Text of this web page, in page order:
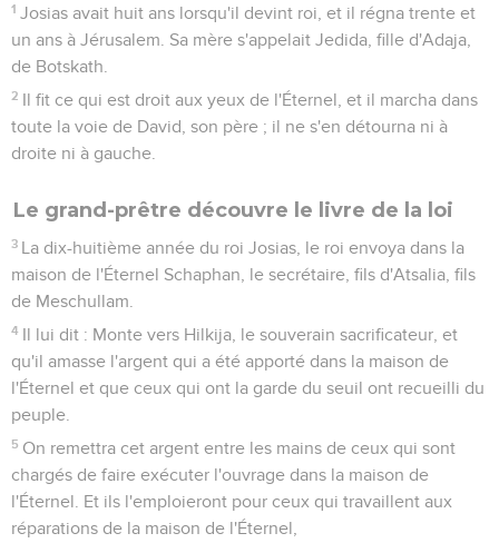
1 Josias avait huit ans lorsqu'il devint roi, et il régna trente et
un ans à Jérusalem. Sa mère s'appelait Jedida, fille d'Adaja,
de Botskath.
2 Il fit ce qui est droit aux yeux de l'Éternel, et il marcha dans
toute la voie de David, son père ; il ne s'en détourna ni à
droite ni à gauche.
Le grand-prêtre découvre le livre de la loi
3 La dix-huitième année du roi Josias, le roi envoya dans la
maison de l'Éternel Schaphan, le secrétaire, fils d'Atsalia, fils
de Meschullam.
4 Il lui dit : Monte vers Hilkija, le souverain sacrificateur, et
qu'il amasse l'argent qui a été apporté dans la maison de
l'Éternel et que ceux qui ont la garde du seuil ont recueilli du
peuple.
5 On remettra cet argent entre les mains de ceux qui sont
chargés de faire exécuter l'ouvrage dans la maison de
l'Éternel. Et ils l'emploieront pour ceux qui travaillent aux
réparations de la maison de l'Éternel,